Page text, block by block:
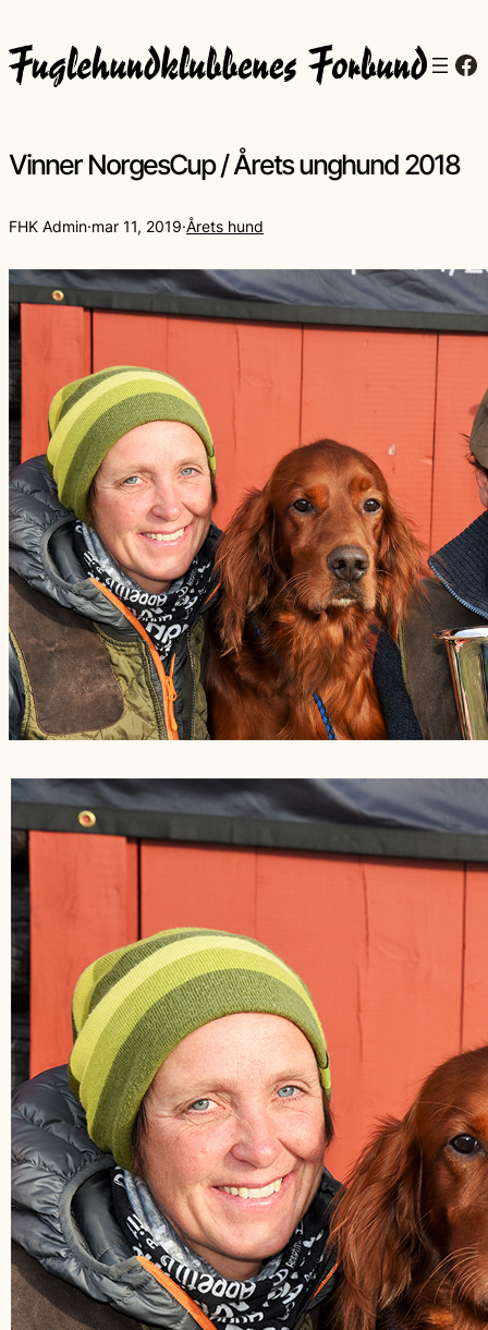
Vinner NorgesCup / Årets unghund 2018
FHK Admin·mar 11, 2019·Årets hund